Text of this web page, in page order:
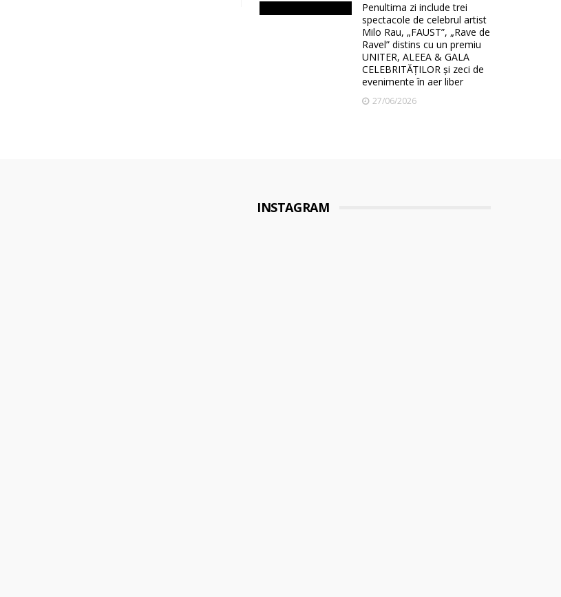
Penultima zi include trei
spectacole de celebrul artist
Milo Rau, „FAUST”, „Rave de
Ravel” distins cu un premiu
UNITER, ALEEA & GALA
CELEBRITĂȚILOR și zeci de
evenimente în aer liber
27/06/2026
INSTAGRAM